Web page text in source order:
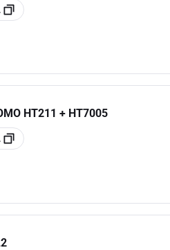
HT211 + HT7005